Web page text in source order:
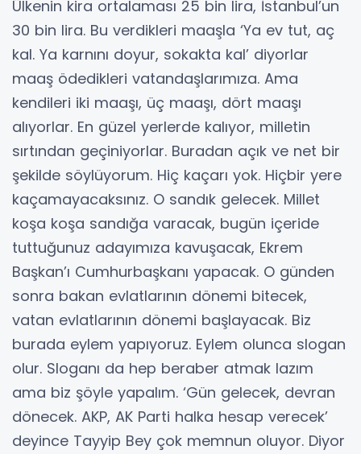
Ülkenin kira ortalaması 25 bin lira, İstanbul’un
30 bin lira. Bu verdikleri maaşla ‘Ya ev tut, aç
kal. Ya karnını doyur, sokakta kal’ diyorlar
maaş ödedikleri vatandaşlarımıza. Ama
kendileri iki maaşı, üç maaşı, dört maaşı
alıyorlar. En güzel yerlerde kalıyor, milletin
sırtından geçiniyorlar. Buradan açık ve net bir
şekilde söylüyorum. Hiç kaçarı yok. Hiçbir yere
kaçamayacaksınız. O sandık gelecek. Millet
koşa koşa sandığa varacak, bugün içeride
tuttuğunuz adayımıza kavuşacak, Ekrem
Başkan’ı Cumhurbaşkanı yapacak. O günden
sonra bakan evlatlarının dönemi bitecek,
vatan evlatlarının dönemi başlayacak. Biz
burada eylem yapıyoruz. Eylem olunca slogan
olur. Sloganı da hep beraber atmak lazım
ama biz şöyle yapalım. ‘Gün gelecek, devran
dönecek. AKP, AK Parti halka hesap verecek’
deyince Tayyip Bey çok memnun oluyor. Diyor